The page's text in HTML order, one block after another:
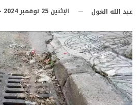
عبد الله الغول الإثنين 25 نوفمبر 2024 - 21:30